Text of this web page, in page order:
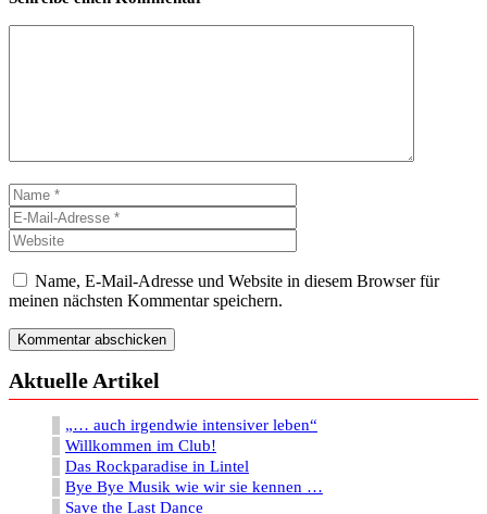
Name
Mail-
Adresse
Name, E-Mail-Adresse und Website in diesem Browser für
meinen nächsten Kommentar speichern.
Aktuelle Artikel
„… auch irgendwie intensiver leben“
Willkommen im Club!
Das Rockparadise in Lintel
Bye Bye Musik wie wir sie kennen …
Save the Last Dance